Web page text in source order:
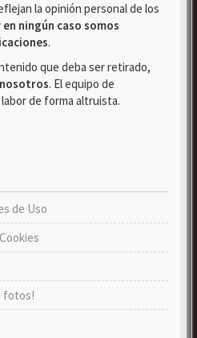
la opinión personal de los
en ningún caso somos
.
que deba ser retirado,
. El equipo de
de forma altruista.
de Uso
fotos!